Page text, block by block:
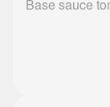
Base sauce